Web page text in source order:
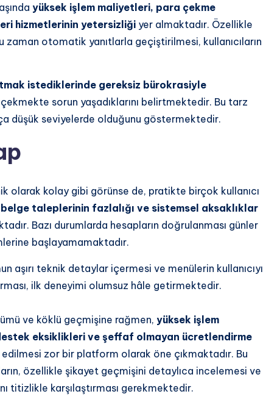
yüksek işlem maliyetleri, para çekme
hizmetlerinin yetersizliği yer almaktadır. Özellikle
otomatik yanıtlarla geçiştirilmesi, kullanıcıların
istediklerinde gereksiz bürokrasiyle
sorun yaşadıklarını belirtmektedir. Bu tarz
düşük seviyelerde olduğunu göstermektedir.
olarak kolay gibi görünse de, pratikte birçok kullanıcı
taleplerinin fazlalığı ve sistemsel aksaklıklar
Bazı durumlarda hesapların doğrulanması günler
başlayamamaktadır.
aşırı teknik detaylar içermesi ve menülerin kullanıcıyı
ilk deneyimi olumsuz hâle getirmektedir.
ve köklü geçmişine rağmen, yüksek işlem
eksiklikleri ve şeffaf olmayan ücretlendirme
zor bir platform olarak öne çıkmaktadır. Bu
özellikle şikayet geçmişini detaylıca incelemesi ve
titizlikle karşılaştırması gerekmektedir.